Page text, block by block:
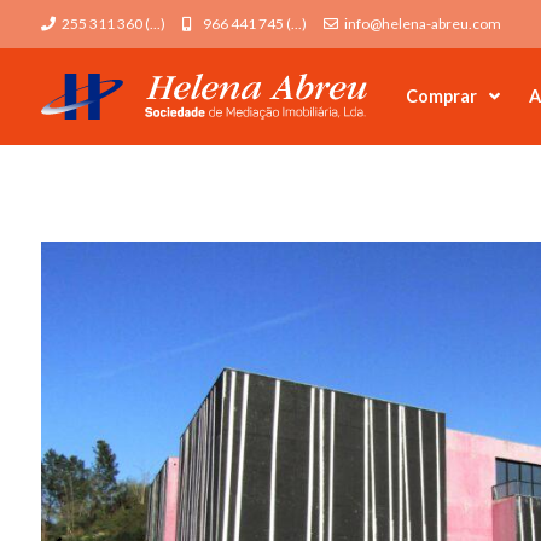
255 311 360 (...) 966 441 745 (...) info@helena-abreu.com
Comprar